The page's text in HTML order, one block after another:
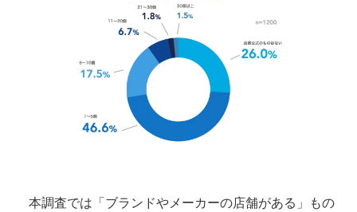
本調査では「ブランドやメーカーの店舗がある」もの